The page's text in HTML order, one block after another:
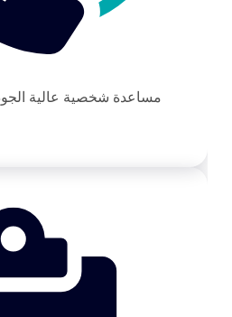
مساعدة شخصية عالية